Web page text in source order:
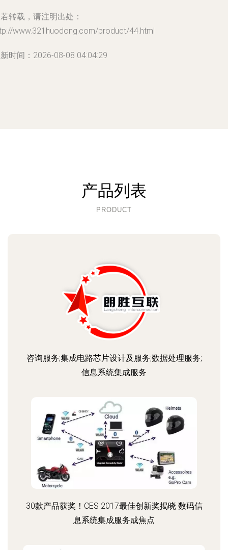
转载，请注明出处：
www.321huodong.com/product/44.html
时间：2026-08-08 04:04:29
产品列表
PRODUCT
咨询服务;集成电路芯片设计及服务;数据处理服务;
信息系统集成服务
30款产品获奖！CES 2017最佳创新奖揭晓 数码信
息系统集成服务成焦点